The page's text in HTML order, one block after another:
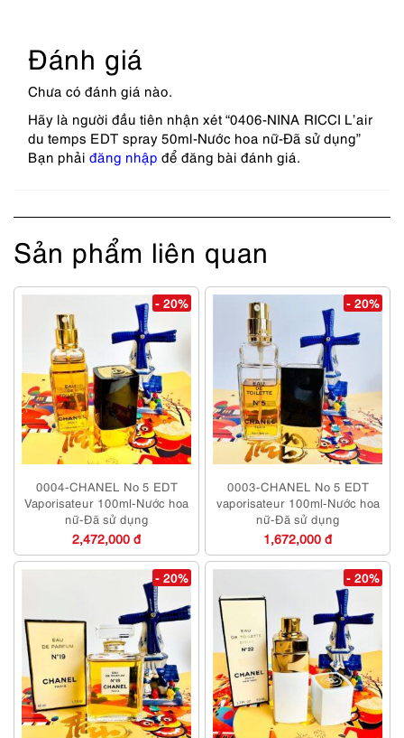
Đánh giá
Chưa có đánh giá nào.
Hãy là người đầu tiên nhận xét “0406-NINA RICCI L’air
du temps EDT spray 50ml-Nước hoa nữ-Đã sử dụng”
Bạn phải đăng nhập để đăng bài đánh giá.
Sản phẩm liên quan
- 20%
0004-CHANEL No 5 EDT
Vaporisateur 100ml-Nước hoa
nữ-Đã sử dụng
2,472,000 đ
- 20%
0003-CHANEL No 5 EDT
vaporisateur 100ml-Nước hoa
nữ-Đã sử dụng
1,672,000 đ
- 20% - 20%